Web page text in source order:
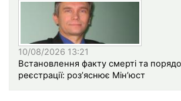
10/08/2026 13:21
Встановлення факту смерті та
реєстрації: роз’яснює Мін’юст